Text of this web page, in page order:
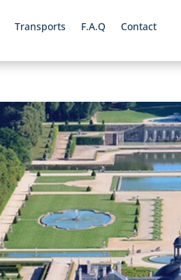
Transports F.A.Q Contact